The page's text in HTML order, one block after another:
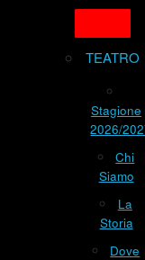
TEATRO
Stagione
2026/
Chi
Siamo
La
Storia
Dove